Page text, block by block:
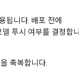
됩니다. 배포 전에
푸시 여부를 결정합니
축복합니다.